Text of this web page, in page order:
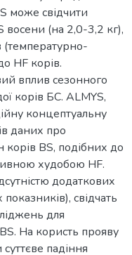
може свідчити
восени (на 2,0-3,2 кг),
HF корів.
вплив сезонного
корів БС. ALMYS,
концептуальну
даних про
корів BS, подібних до
худобою HF.
додаткових
свідчать
для
На користь прояву
падіння